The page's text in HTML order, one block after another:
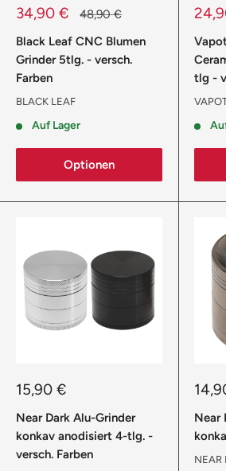
Sonderpreis
34,90 € Normalpreis
48,90 €
Black Leaf CNC Blumen
Grinder 5tlg. - versch.
Farben
BLACK LEAF
Auf Lager
Optionen
tlg -
Sonderpreis
15,90 €
Near Dark Alu-Grinder
konkav anodisiert 4-tlg. -
versch. Farben
Near
NEAR